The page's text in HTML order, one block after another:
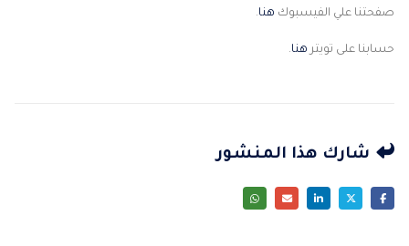
صفحتنا علي الفيسبوك هنا.
حسابنا على تويتر هنا.
شارك هذا المنشور